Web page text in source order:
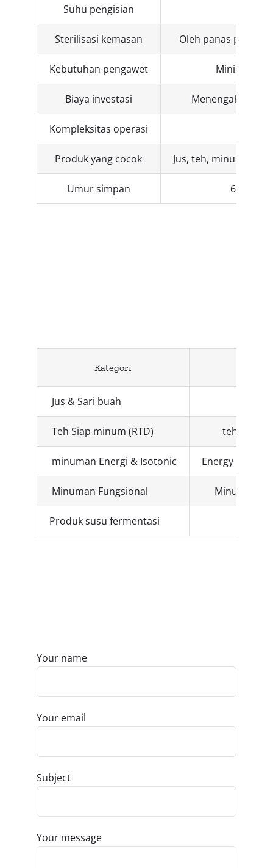
Suhu pengisian
Sterilisasi kemasan Oleh panas produk
Kebutuhan pengawet Minim
Biaya investasi Menengah, lebih
Kompleksitas operasi
Produk yang cocok Jus, teh, minuman
Umur simpan 6–12
Kategori
Jus & Sari buah
Teh Siap minum (RTD) teh
minuman Energi & Isotonic Energy Drink
Minuman Fungsional Minuman
Produk susu fermentasi
Your name
Your email
Subject
Your message